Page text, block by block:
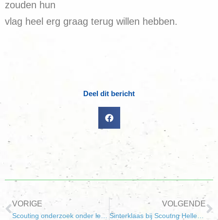
zouden hun
vlag heel erg graag terug willen hebben.
Deel dit bericht
VORIGE
Scouting onderzoek onder leden en ouders
VOLGENDE